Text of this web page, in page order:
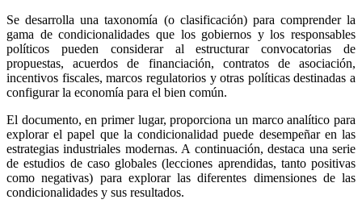
Se desarrolla una taxonomía (o clasificación) para comprender la
gama de condicionalidades que los gobiernos y los responsables
políticos pueden considerar al estructurar convocatorias de
propuestas, acuerdos de financiación, contratos de asociación,
incentivos fiscales, marcos regulatorios y otras políticas destinadas a
configurar la economía para el bien común.
El documento, en primer lugar, proporciona un marco analítico para
explorar el papel que la condicionalidad puede desempeñar en las
estrategias industriales modernas. A continuación, destaca una serie
de estudios de caso globales (lecciones aprendidas, tanto positivas
como negativas) para explorar las diferentes dimensiones de las
condicionalidades y sus resultados.